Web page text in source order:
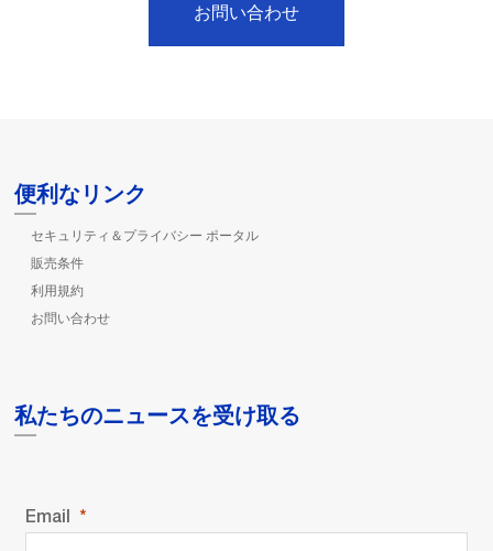
お問い合わせ
便利なリンク
セキュリティ＆プライバシー ポータル
販売条件
利用規約
お問い合わせ
私たちのニュースを受け取る
Email